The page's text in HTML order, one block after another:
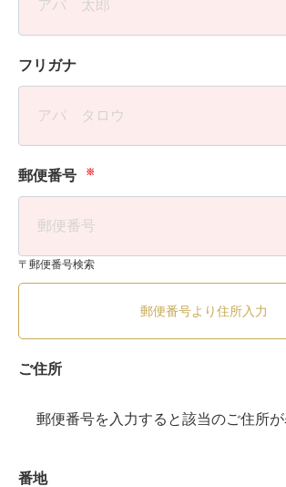
フリガナ
郵便番号 ※
〒郵便番号検索
郵便番号より住所入力
ご住所
郵便番号を入力すると該当のご住所
番地